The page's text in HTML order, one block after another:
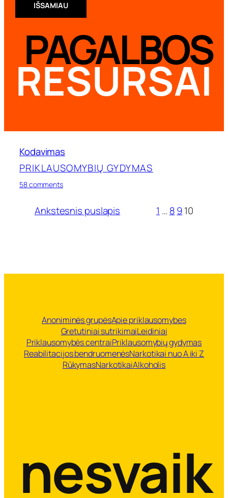
IŠSAMIAU
PAGALBOS
RESURSAI
Kodavimas
PRIKLAUSOMYBIŲ GYDYMAS
58 commentson
Ankstesnis puslapis 1 … 8910
Anoniminės grupėsApie priklausomybes
Gretutiniai sutrikimaiLeidiniai
Priklausomybės centraiPriklausomybių gydymas
Reabilitacijos bendruomenėsNarkotikai nuo A iki Z
RūkymasNarkotikaiAlkoholis
nesvaik